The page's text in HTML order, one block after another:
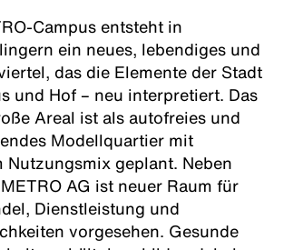
Campus entsteht in
ein neues, lebendiges und
das die Elemente der Stadt
und Hof – neu interpretiert. Das
Areal ist als autofreies und
Modellquartier mit
Nutzungsmix geplant. Neben
AG ist neuer Raum für
Dienstleistung und
vorgesehen. Gesunde